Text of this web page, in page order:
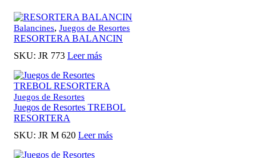
Balancines, Juegos de Resortes
RESORTERA BALANCIN
SKU: JR 773 Leer más
Juegos de Resortes
Juegos de Resortes TREBOL
RESORTERA
SKU: JR M 620 Leer más